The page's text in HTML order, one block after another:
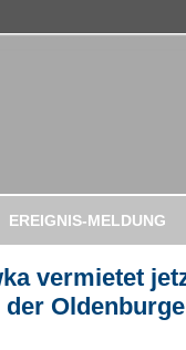
EREIGNIS-MELDUNG
vermietet